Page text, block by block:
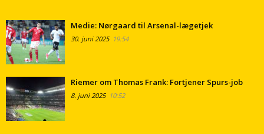
Medie: Nørgaard til Arsenal-lægetjek
30. juni 202519:54
Riemer om Thomas Frank: Fortjener Spurs-job
8. juni 202510:52